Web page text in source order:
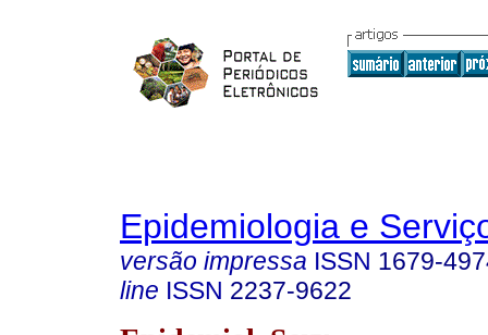
Epidemiologia e
versão impressa ISSN 1679-
line ISSN 2237-9622